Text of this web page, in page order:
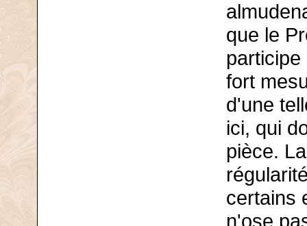
que le
fort
d'une
ici, qui
pièce.
certains
n'ose